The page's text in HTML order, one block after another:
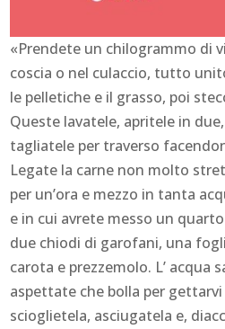
«Prendete un chilogrammo di
coscia o nel culaccio, tutto
le pelletiche e il grasso, poi
Queste lavatele, apritele in
tagliatele per traverso
Legate la carne non molto
per un’ora e mezzo in tanta
e in cui avrete messo un
due chiodi di garofani, una
carota e prezzemolo. L’ acqua
aspettate che bolla per
scioglietela, asciugatela e,